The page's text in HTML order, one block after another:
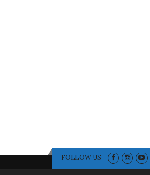
FOLLOW US